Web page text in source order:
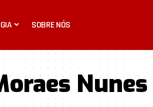
SOBRE NÓS
Nunes